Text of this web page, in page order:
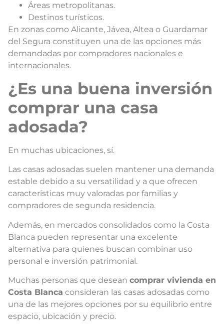
Áreas metropolitanas.
Destinos turísticos.
En zonas como Alicante, Jávea, Altea o Guardamar
del Segura constituyen una de las opciones más
demandadas por compradores nacionales e
internacionales.
¿Es una buena inversión
comprar una casa
adosada?
En muchas ubicaciones, sí.
Las casas adosadas suelen mantener una demanda
estable debido a su versatilidad y a que ofrecen
características muy valoradas por familias y
compradores de segunda residencia.
Además, en mercados consolidados como la Costa
Blanca pueden representar una excelente
alternativa para quienes buscan combinar uso
personal e inversión patrimonial.
Muchas personas que desean comprar vivienda en
Costa Blanca consideran las casas adosadas como
una de las mejores opciones por su equilibrio entre
espacio, ubicación y precio.